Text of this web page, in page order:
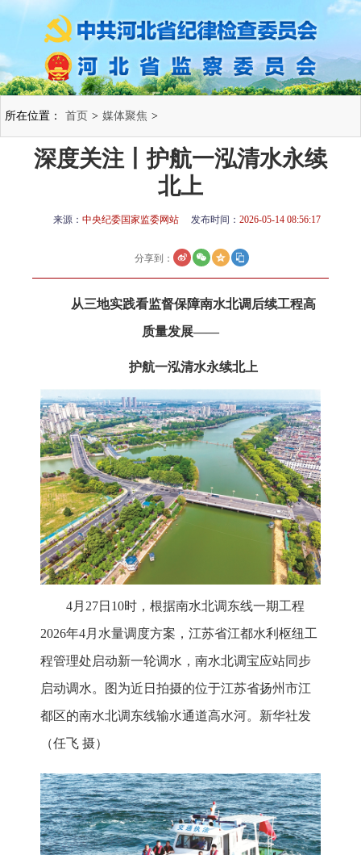
所在位置： 首页 > 媒体聚焦 >
深度关注丨护航一泓清水永续
北上
来源： 中央纪委国家监委网站 发布时间： 2026-05-14 08:56:17
分享到：
从三地实践看监督保障南水北调后续工程高
质量发展——
护航一泓清水永续北上
4月27日10时，根据南水北调东线一期工程
2026年4月水量调度方案，江苏省江都水利枢纽工
程管理处启动新一轮调水，南水北调宝应站同步
启动调水。图为近日拍摄的位于江苏省扬州市江
都区的南水北调东线输水通道高水河。新华社发
（任飞 摄）